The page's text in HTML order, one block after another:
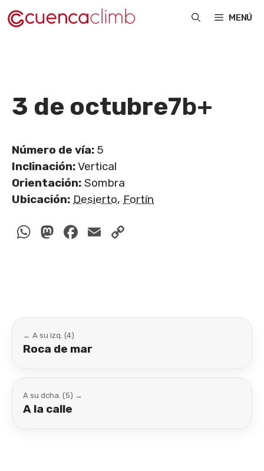
Saltar
al
MENÚ
3 de octubre7b+
Número de vía: 5
Inclinación:Vertical
Orientación: Sombra
Ubicación: Desierto, Fortín
WhatsApp
Mastodon
Facebook
Email
← A su izq. (4)
Roca de mar
A su dcha. (5) →
A la calle